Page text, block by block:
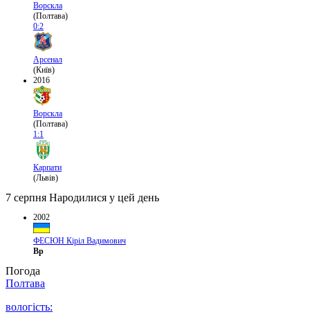
Ворскла
(Полтава)
0:2
Арсенал
(Київ)
2016
Ворскла
(Полтава)
1:1
Карпати
(Львів)
7 серпня Народилися у цей день
2002
ФЕСЮН Кіріл Вадимович
Вр
Погода
Полтава
вологість: